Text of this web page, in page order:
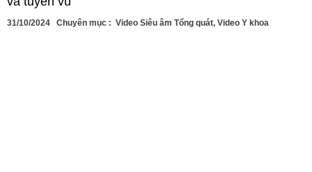
31/10/2024 Chuyên mục : Video Siêu âm Tổng quát, Video Y khoa